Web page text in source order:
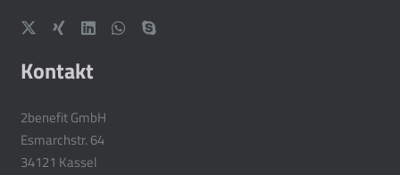
Kontakt
2benefit GmbH
Esmarchstr. 64
34121 Kassel